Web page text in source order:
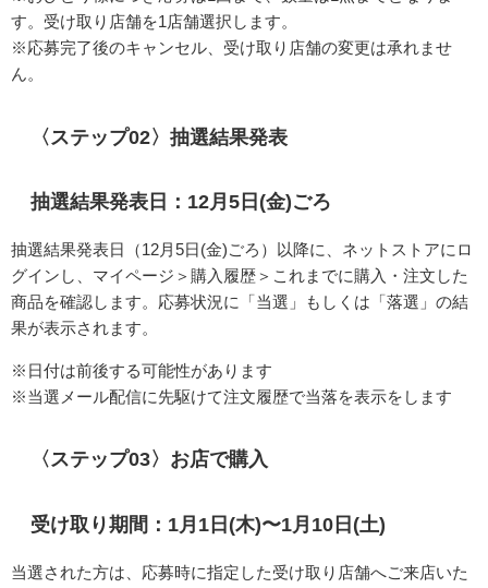
す。受け取り店舗を1店舗選択します。
※応募完了後のキャンセル、受け取り店舗の変更は承れませ
ん。
〈ステップ02〉抽選結果発表
抽選結果発表日：12月5日(金)ごろ
抽選結果発表日（12月5日(金)ごろ）以降に、 ネットストアにロ
グインし、マイページ＞購入履歴＞これまでに購入・注文した
商品を確認します。 応募状況に「当選」もしくは「落選」の結
果が表示されます。
※日付は前後する可能性があります
※当選メール配信に先駆けて注文履歴で当落を表示をします
〈ステップ03〉お店で購入
受け取り期間：1月1日(木)〜1月10日(土)
当選された方は、 応募時に指定した受け取り店舗へご来店いた